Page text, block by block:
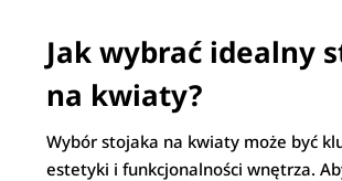
Jak wybrać idealny
na kwiaty?
Wybór stojaka na kwiaty może być
estetyki i funkcjonalności wnętrza.